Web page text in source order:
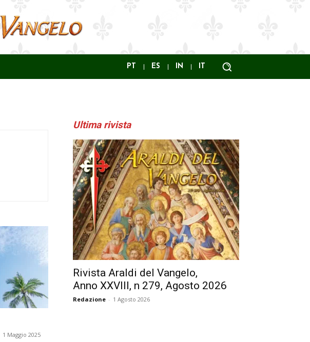
PT ES IN IT
1 Maggio 2025
Ultima rivista
Rivista Araldi del Vangelo,
Anno XXVIII, n 279, Agosto 2026
Redazione - 1 Agosto 2026